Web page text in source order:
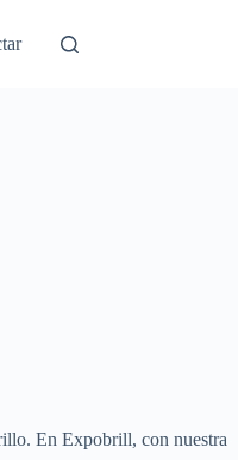
En Expobrill, con nuestra